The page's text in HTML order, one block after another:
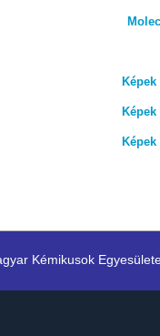
Kémikusok